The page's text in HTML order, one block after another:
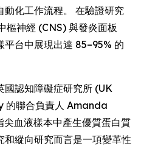
化工作流程。 在驗證研究
神經 (CNS) 與發炎面板
台中展現出達 85–95% 的
國認知障礙症研究所 (UK
聯合負責人 Amanda
血液樣本中產生優質蛋白質
縱向研究而言是一項變革性